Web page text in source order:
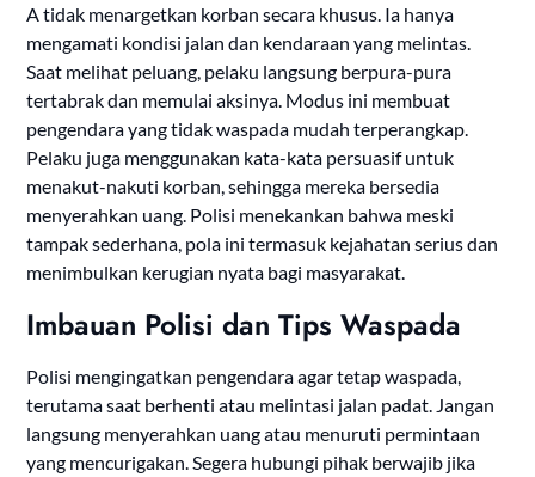
A tidak menargetkan korban secara khusus. Ia hanya
mengamati kondisi jalan dan kendaraan yang melintas.
Saat melihat peluang, pelaku langsung berpura-pura
tertabrak dan memulai aksinya. Modus ini membuat
pengendara yang tidak waspada mudah terperangkap.
Pelaku juga menggunakan kata-kata persuasif untuk
menakut-nakuti korban, sehingga mereka bersedia
menyerahkan uang. Polisi menekankan bahwa meski
tampak sederhana, pola ini termasuk kejahatan serius dan
menimbulkan kerugian nyata bagi masyarakat.
Imbauan Polisi dan Tips Waspada
Polisi mengingatkan pengendara agar tetap waspada,
terutama saat berhenti atau melintasi jalan padat. Jangan
langsung menyerahkan uang atau menuruti permintaan
yang mencurigakan. Segera hubungi pihak berwajib jika